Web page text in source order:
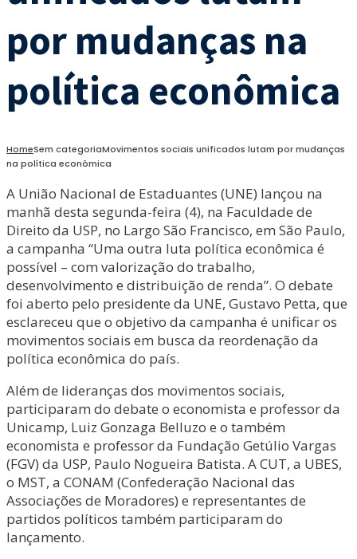
por mudanças na
política econômica
HomeSem categoriaMovimentos sociais unificados lutam por mudanças
na política econômica
A União Nacional de Estaduantes (UNE) lançou na
manhã desta segunda-feira (4), na Faculdade de
Direito da USP, no Largo São Francisco, em São Paulo,
a campanha “Uma outra luta política econômica é
possível – com valorização do trabalho,
desenvolvimento e distribuição de renda”. O debate
foi aberto pelo presidente da UNE, Gustavo Petta, que
esclareceu que o objetivo da campanha é unificar os
movimentos sociais em busca da reordenação da
política econômica do país.
Além de lideranças dos movimentos sociais,
participaram do debate o economista e professor da
Unicamp, Luiz Gonzaga Belluzo e o também
economista e professor da Fundação Getúlio Vargas
(FGV) da USP, Paulo Nogueira Batista. A CUT, a UBES,
o MST, a CONAM (Confederação Nacional das
Associações de Moradores) e representantes de
partidos políticos também participaram do
lançamento.